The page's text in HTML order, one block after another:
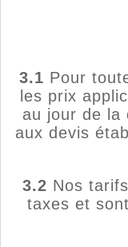
3.1 Pour
les prix
au jour de la
aux devis
3.2 Nos
taxes et